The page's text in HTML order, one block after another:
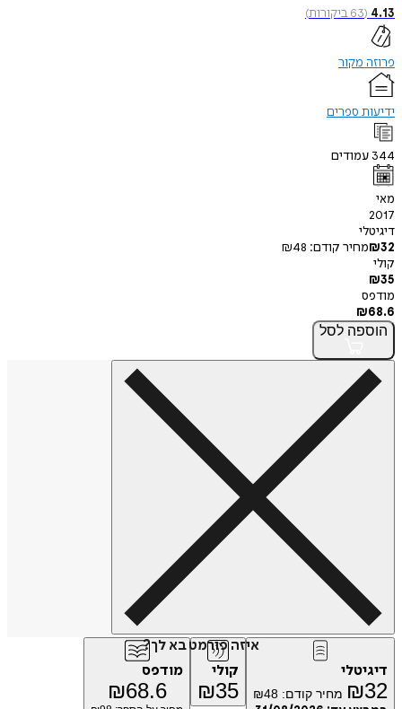
63ביקורות)
מקור
ספרים
קודם:
₪48
לסל
איזה פורמט בא לך?
₪ מחיר קודם: ₪48
₪ 35
מודפס
₪68.6